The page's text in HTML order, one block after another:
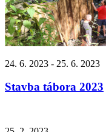
24. 6. 2023 - 25. 6. 2023
Stavba tábora 2023